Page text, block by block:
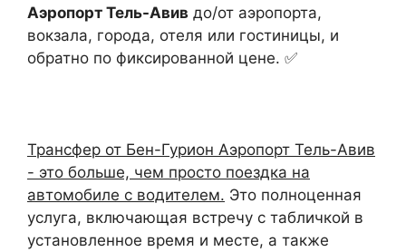
Аэропорт Тель-Авив до/от аэропорта,
вокзала, города, отеля или гостиницы, и
обратно по фиксированной цене. ✅
Трансфер от Бен-Гурион Аэропорт Тель-Авив
- это больше, чем просто поездка на
автомобиле с водителем. Это полноценная
услуга, включающая встречу с табличкой в
установленное время и месте, а также